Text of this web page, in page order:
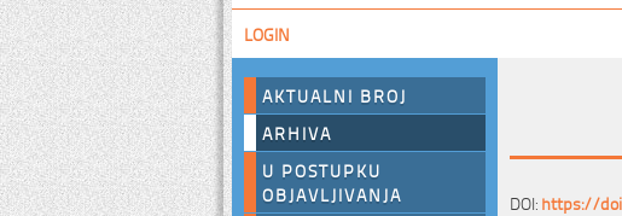
LOGIN
AKTUALNI BROJ
ARHIVA
U POSTUPKU
OBJAVLJIVANJA
DOI:https://